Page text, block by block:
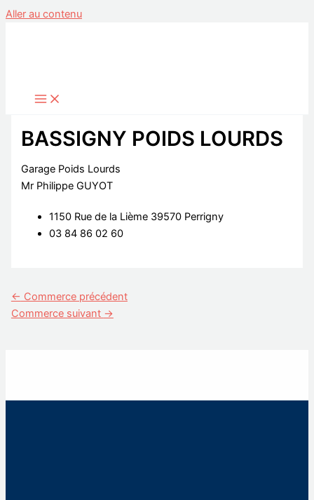
Aller au contenu
BASSIGNY POIDS LOURDS
Garage Poids Lourds
Mr Philippe GUYOT
1150 Rue de la Lième 39570 Perrigny
03 84 86 02 60
← Commerce précédent
Commerce suivant →